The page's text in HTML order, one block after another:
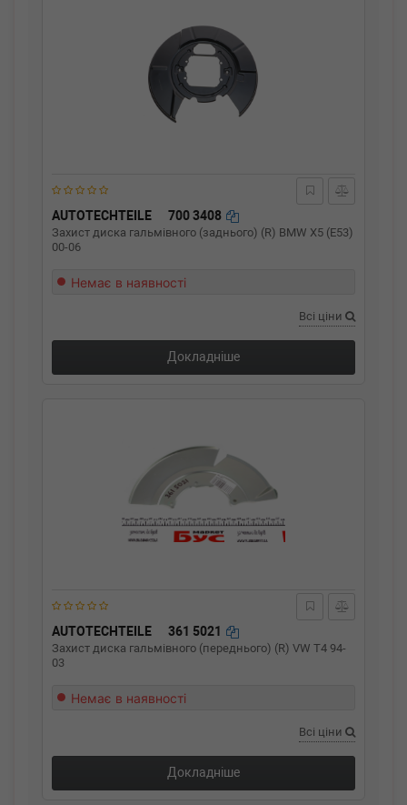
AUTOTECHTEILE 700 3408
Захист диска гальмівного (заднього) (R) BMW X5 (E53)
00-06
Немає в наявності
Всі ціни
Докладніше
AUTOTECHTEILE 361 5021
Захист диска гальмівного (переднього) (R) VW T4 94-
03
Немає в наявності
Всі ціни
Докладніше